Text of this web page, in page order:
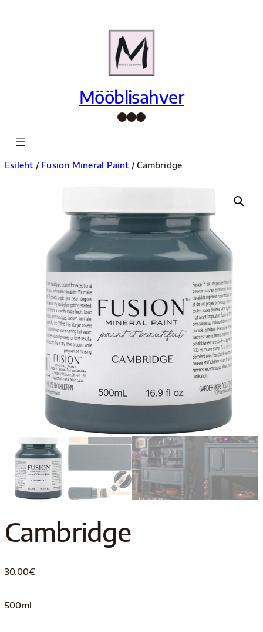
Mööblisahver
Facebook InstagramPinterest
Esileht / Fusion Mineral Paint / Cambridge
Cambridge
30.00€
500ml